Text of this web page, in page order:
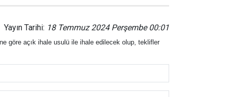
Yayın Tarihi: 18 Temmuz 2024 Perşembe 00:01
göre açık ihale usulü ile ihale edilecek olup, teklifler